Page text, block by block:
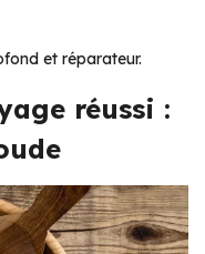
et réparateur.
réussi :